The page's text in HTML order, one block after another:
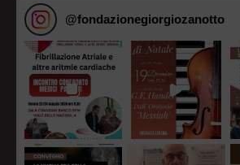
@fondazionegiorgiozanotto